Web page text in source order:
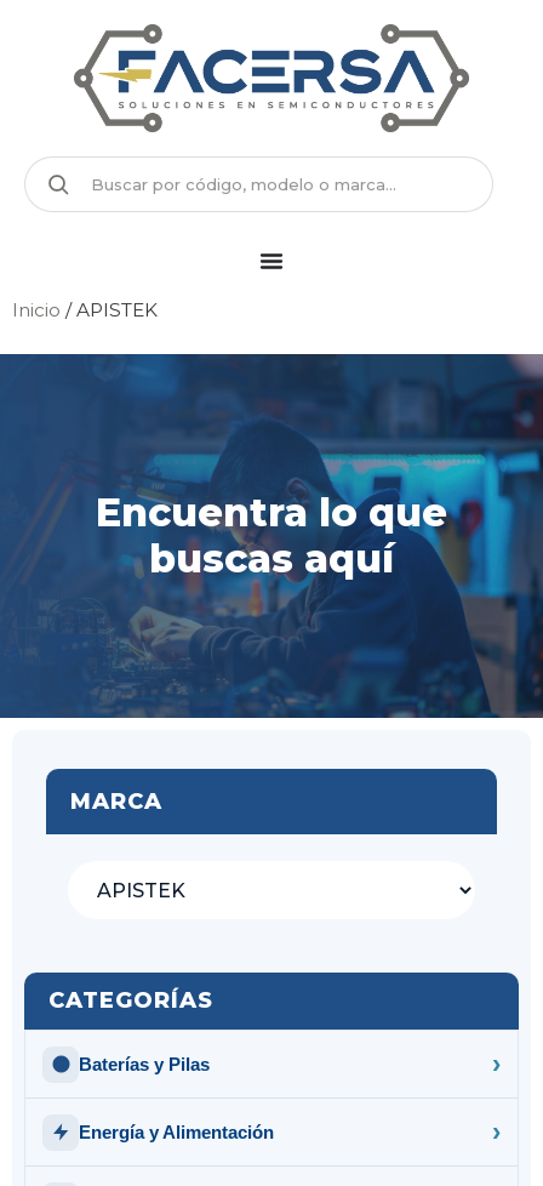
Inicio / APISTEK
Encuentra lo que
buscas aquí
MARCA
CATEGORÍAS
Baterías y Pilas
Energía y Alimentación